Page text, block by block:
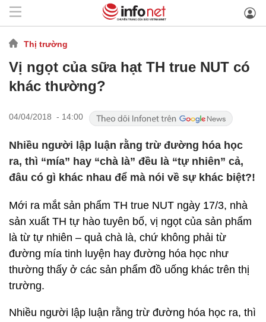
Thị trường
Vị ngọt của sữa hạt TH true NUT có
khác thường?
04/04/2018 - 14:00
Nhiều người lập luận rằng trừ đường hóa học
ra, thì “mía” hay “chà là” đều là “tự nhiên” cả,
đâu có gì khác nhau để mà nói về sự khác biệt?!
Mới ra mắt sản phẩm TH true NUT ngày 17/3, nhà
sản xuất TH tự hào tuyên bố, vị ngọt của sản phẩm
là từ tự nhiên – quả chà là, chứ không phải từ
đường mía tinh luyện hay đường hóa học như
thường thấy ở các sản phẩm đồ uống khác trên thị
trường.
Nhiều người lập luận rằng trừ đường hóa học ra, thì